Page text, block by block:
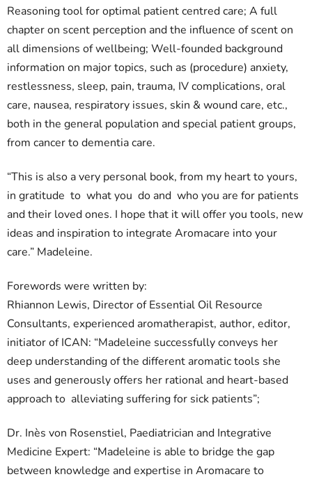
Reasoning tool for optimal patient centred care; A full
chapter on scent perception and the influence of scent on
all dimensions of wellbeing; Well-founded background
information on major topics, such as (procedure) anxiety,
restlessness, sleep, pain, trauma, IV complications, oral
care, nausea, respiratory issues, skin & wound care, etc.,
both in the general population and special patient groups,
from cancer to dementia care.
“This is also a very personal book, from my heart to yours,
in gratitude to what you do and who you are for patients
and their loved ones. I hope that it will offer you tools, new
ideas and inspiration to integrate Aromacare into your
care.” Madeleine.
Forewords were written by:
Rhiannon Lewis, Director of Essential Oil Resource
Consultants, experienced aromatherapist, author, editor,
initiator of ICAN: “Madeleine successfully conveys her
deep understanding of the different aromatic tools she
uses and generously offers her rational and heart-based
approach to alleviating suffering for sick patients”;
Dr. Inès von Rosenstiel, Paediatrician and Integrative
Medicine Expert: “Madeleine is able to bridge the gap
between knowledge and expertise in Aromacare to